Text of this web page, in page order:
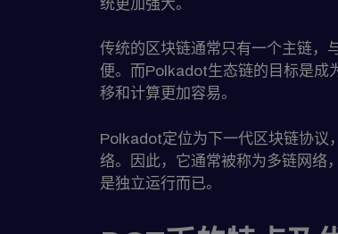
统更加强大。
传统的区块链通常只有一个主链，
便。而Polkadot生态链的目标是成
移和计算更加容易。
Polkadot定位为下一代区块链协议
络。因此，它通常被称为多链网络
是独立运行而已。